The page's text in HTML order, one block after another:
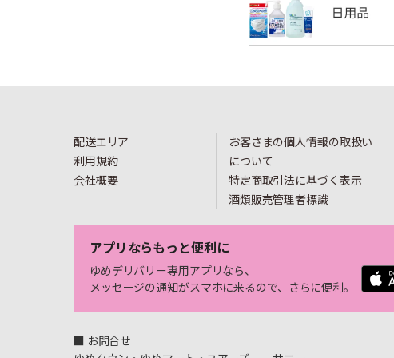
配送エリア
利用規約
会社概要
お客さまの個人情報の取扱い
について
特定商取引法に基づく表示
酒類販売管理者標識
アプリならもっと便利に
ゆめデリバリー専用アプリなら、
メッセージの通知がスマホに来るので、さらに便利。
■ お問合せ